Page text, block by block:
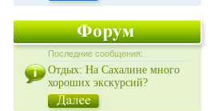
Последние сообщения:
Отдых: На Сахалине много
хороших экскурсий?